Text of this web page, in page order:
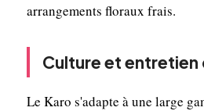
arrangements floraux frais.
Culture et entretien
Le Karo s'adapte à une large